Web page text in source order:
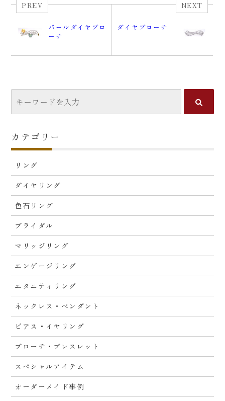
PREV
パールダイヤブロ
ーチ
NEXT
ダイヤブローチ
カテゴリー
リング
ダイヤリング
色石リング
ブライダル
マリッジリング
エンゲージリング
エタニティリング
ネックレス・ペンダント
ピアス・イヤリング
ブローチ・ブレスレット
スペシャルアイテム
オーダーメイド事例